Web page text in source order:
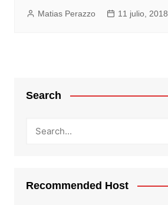
Matias Perazzo 11 julio, 2018
Search
Recommended Host